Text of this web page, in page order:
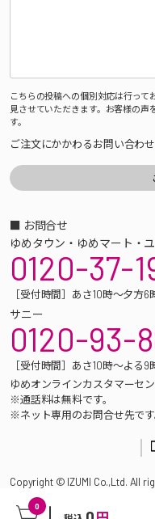
0
こちらの投稿への個別対応は行っ
見させていただきます。お客様の声
す。
ご注文にかかわるお問い合わ
■ お問合せ
ゆめタウン・ゆめマート・
0120-37-
［受付時間］あさ10時～夕方6
サニー
0120-93-
［受付時間］あさ10時～よる9
ゆめオンラインカスタマーセ
※通話料は無料です。
※ネット専用のお問合せ先で
Copyright © IZUMI Co.,Ltd. All